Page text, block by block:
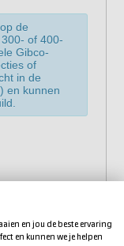
de
of 400-
Gibco-
of
in de
en kunnen
en jou de beste ervaring
en kunnen we je helpen